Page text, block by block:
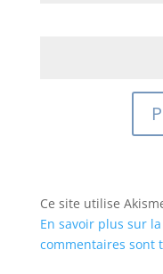
Ce site utilise
En savoir plus sur
commentaires sont